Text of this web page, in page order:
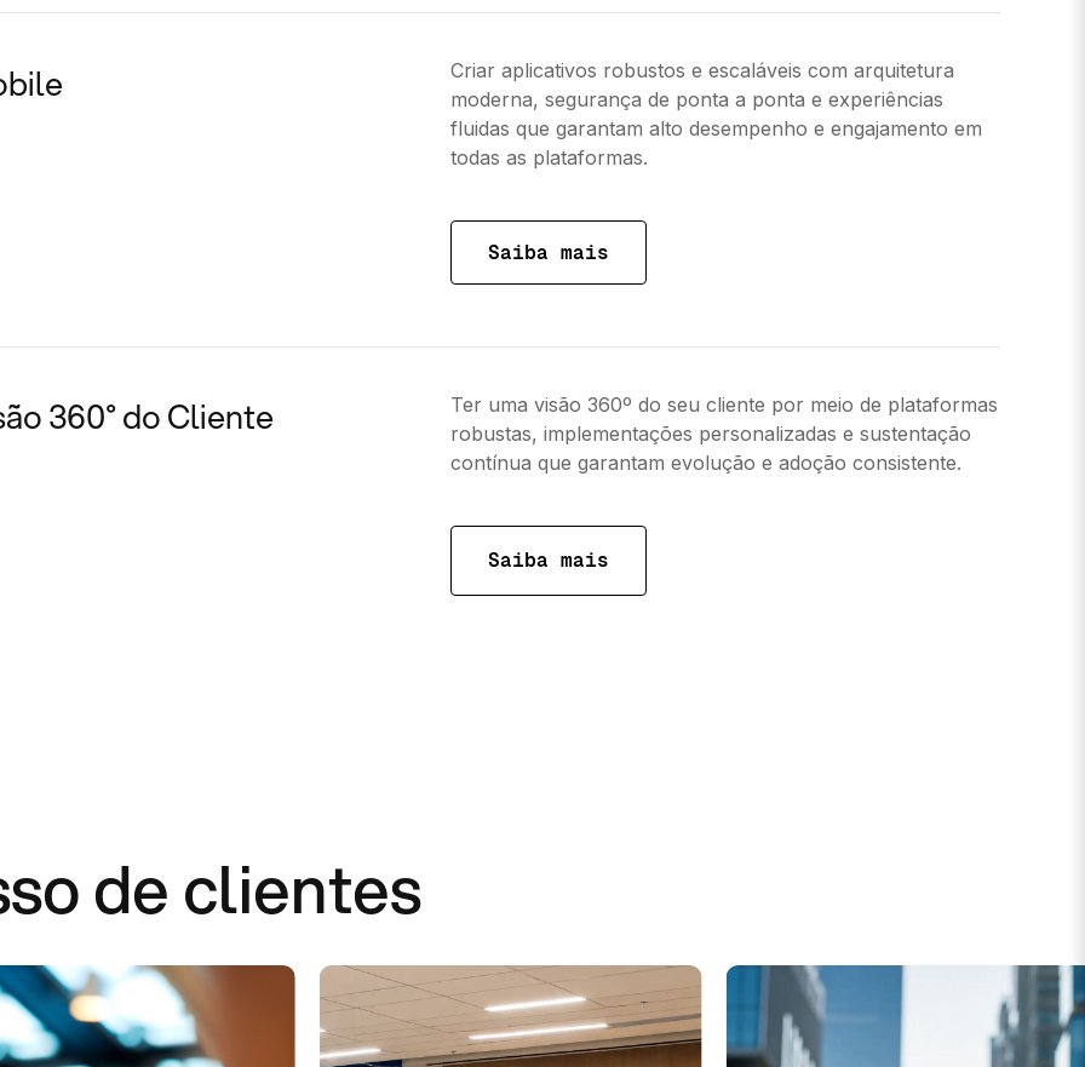
Criar aplicativos robustos e escaláveis com arquitetura
moderna, segurança de ponta a ponta e experiências
fluidas que garantam alto desempenho e engajamento em
todas as plataformas.
Saiba mais
360° do Cliente
Ter uma visão 360º do seu cliente por meio de plataformas
robustas, implementações personalizadas e sustentação
contínua que garantam evolução e adoção consistente.
Saiba mais
de clientes